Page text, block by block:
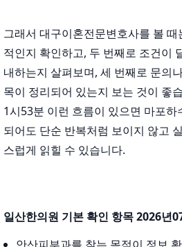
그래서 대구이혼전문변호사를 볼
적인지 확인하고, 두 번째로 조건이
내하는지 살펴보며, 세 번째로 문의
목이 정리되어 있는지 보는 것이 좋
1시53분 이런 흐름이 있으면 마포
되어도 단순 반복처럼 보이지 않고
스럽게 읽힐 수 있습니다.
일산한의원 기본 확인 항목 2026년
안산피부과를 찾는 목적이 정보